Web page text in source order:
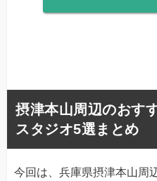
摂津本山周辺のおす
スタジオ5選まとめ
今回は、兵庫県摂津本山周